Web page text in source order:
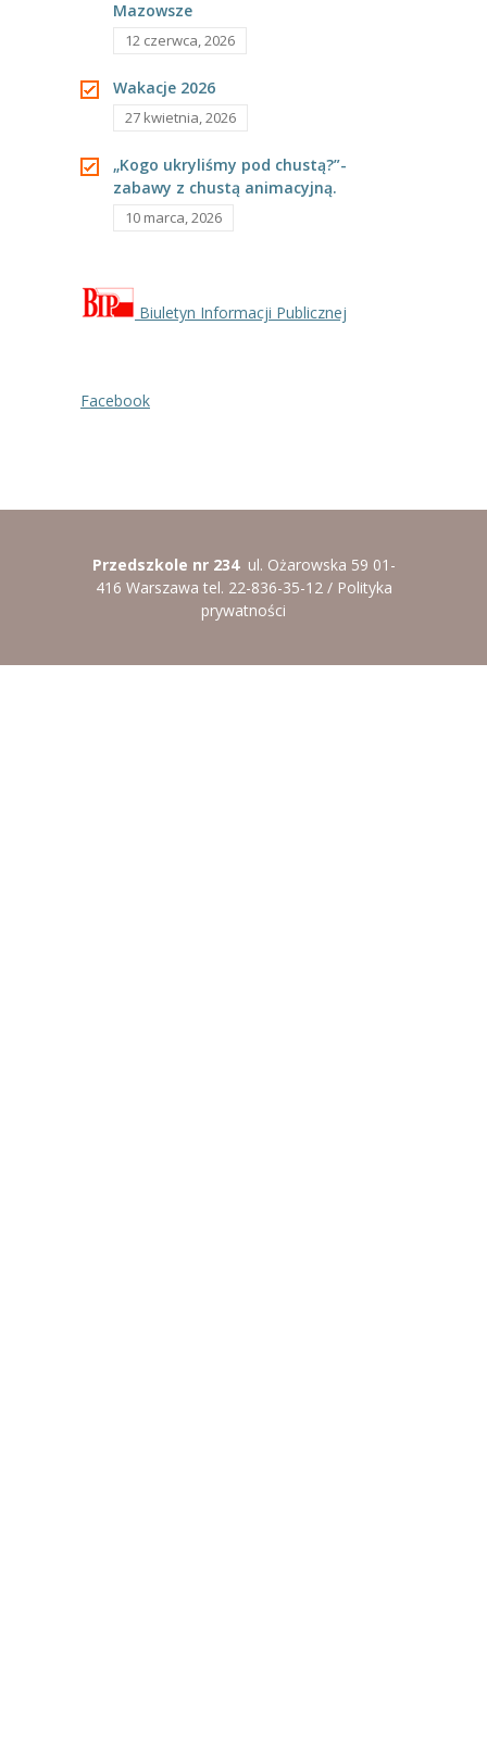
Mazowsze
12 czerwca, 2026
Wakacje 2026
27 kwietnia, 2026
„Kogo ukryliśmy pod chustą?”-
zabawy z chustą animacyjną.
10 marca, 2026
Biuletyn Informacji Publicznej
Facebook
Przedszkole nr 234 ul. Ożarowska 59 01-
416 Warszawa tel. 22-836-35-12 / Polityka
prywatności